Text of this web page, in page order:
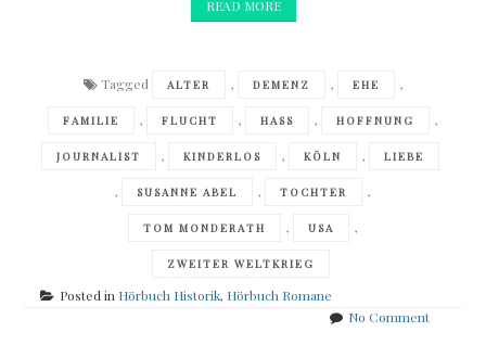
READ MORE
Tagged ALTER , DEMENZ , EHE ,
FAMILIE , FLUCHT , HASS , HOFFNUNG ,
JOURNALIST , KINDERLOS , KÖLN , LIEBE
, SUSANNE ABEL , TOCHTER ,
TOM MONDERATH , USA ,
ZWEITER WELTKRIEG
Posted in Hörbuch Historik, Hörbuch Romane
No Commenton